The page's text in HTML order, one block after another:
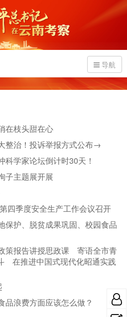
导航
在枝头甜在心
整治！投诉举报方式公布→
科学家论坛倒计时30天！
子主题展开展
四季度安全生产工作会议召开
保护、脱贫成果巩固、校园食品
策报告讲授思政课 寄语全市青
在推进中国式现代化昭通实践
品浪费方面应该怎么做？